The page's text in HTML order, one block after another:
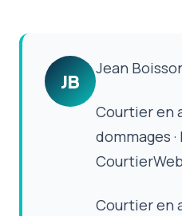
JB
Jean
Courtier en
dommages
CourtierWeb
Courtier en